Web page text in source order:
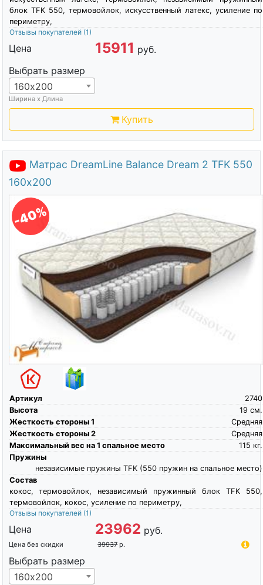
блок TFK 550, термовойлок, искусственный латекс, усиление по
периметру,
Отзывы покупателей (1)
Цена 15911 руб.
Выбрать размер
160х200
Ширина х Длина
Купить
Матрас DreamLine Balance Dream 2 TFK 550
160х200
-40%
Артикул
2740
Высота
см.
19
Жесткость стороны 1
Средняя
Жесткость стороны 2
Средняя
Максимальный вес на 1 спальное место
кг.
115
Пружины
независимые пружины TFK (550 пружин на спальное место)
Состав
кокос, термовойлок, независимый пружинный блок TFK 550,
термовойлок, кокос, усиление по периметру,
Отзывы покупателей (1)
Цена 23962 руб.
Цена без скидки 39937 р.
Выбрать размер
160х200